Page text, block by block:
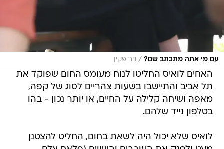
עם מי אתה מתכתב שם? / ניר פקין
האחים לואיס החליטו לנוח מעומס החום שפוקד את
תל אביב והתיישבו בשעות צהריים לסוג של קפה,
מאפה ושיחה קלילה על החיים, או יותר נכון - בהו
בטלפון נייד שלהם.
לואיס שלא יכול היה לשאת בחום, החליט להצטנן